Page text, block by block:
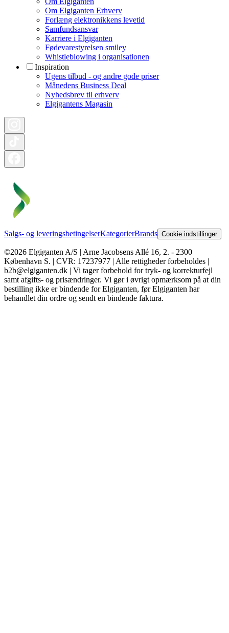
Om Elgiganten Erhverv
Forlæng elektronikkens levetid
Samfundsansvar
Karriere i Elgiganten
Fødevarestyrelsen smiley
Whistleblowing i organisationen
Inspiration
Ugens tilbud - og andre gode priser
Månedens Business Deal
Nyhedsbrev til erhverv
Elgigantens Magasin
Salgs- og leveringsbetingelserKategorierBrands Cookie indstillinger
©2026 Elgiganten A/S | Arne Jacobsens Allé 16, 2. - 2300
København S. | CVR: 17237977 | Alle rettigheder forbeholdes |
b2b@elgiganten.dk | Vi tager forbehold for tryk- og korrekturfejl
samt afgifts- og prisændringer. Vi gør i øvrigt opmærksom på at din
bestilling ikke er bindende for Elgiganten, før Elgiganten har
behandlet din ordre og sendt en bindende faktura.